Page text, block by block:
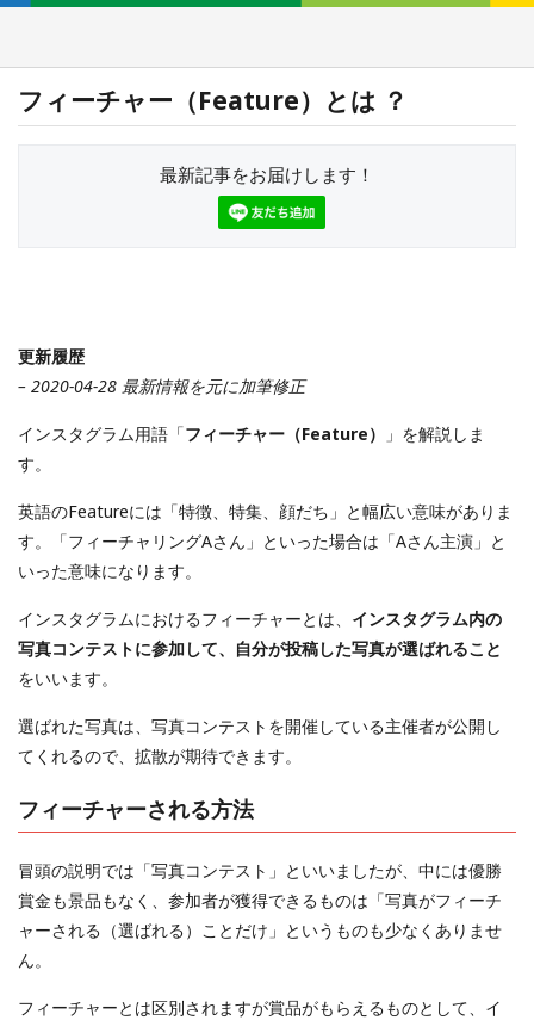
フィーチャー（Feature）とは ？
最新記事をお届けします！
更新履歴
– 2020-04-28 最新情報を元に加筆修正
インスタグラム用語「フィーチャー（Feature）
」を解説しま
す。
英語のFeatureには「特徴、特集、顔だち」と幅広い意味がありま
す。「フィーチャリングAさん」といった場合は「Aさん主演」と
いった意味になります。
インスタグラムにおけるフィーチャーとは、 インスタグラム内の
写真コンテストに参加して、自分が投稿した写真が選ばれること
をいいます。
選ばれた写真は、写真コンテストを開催している主催者が公開し
てくれるので、拡散が期待できます。
フィーチャーされる方法
冒頭の説明では「写真コンテスト」といいましたが、中には優勝
賞金も景品もなく、参加者が獲得できるものは「写真がフィーチ
ャーされる（選ばれる）ことだけ」というものも少なくありませ
ん。
フィーチャーとは区別されますが賞品がもらえるものとして、イ